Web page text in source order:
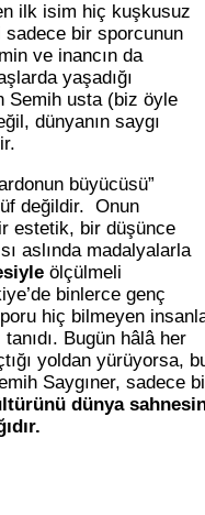
ilk isim hiç kuşkusuz
bir sporcunun
ve inancın da
yaşadığı
Semih usta (biz öyle
dünyanın saygı
büyücüsü”
değildir. Onun
estetik, bir düşünce
aslında madalyalarla
ölçülmeli
binlerce genç
hiç bilmeyen
Bugün hâlâ her
yoldan yürüyorsa,
Saygıner, sadece
dünya